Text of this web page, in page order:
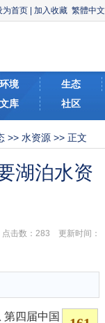
为首页 加入收藏 繁體中文
环境
生态
文库 社区
>> 水资源 >> 正文
湖泊水资
击数： 283 更新时间：
四届中国